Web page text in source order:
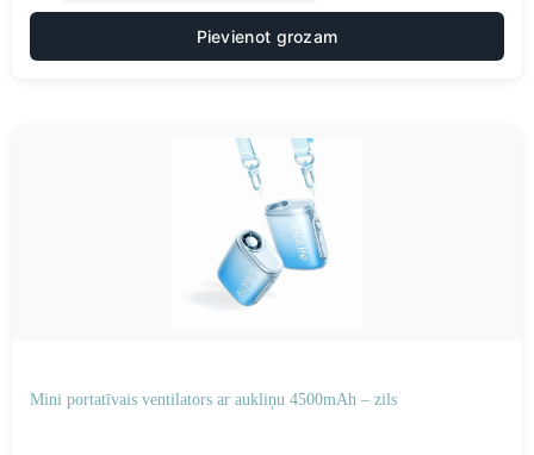
Pievienot grozam
Mini portatīvais ventilators ar aukliņu 4500mAh – zils